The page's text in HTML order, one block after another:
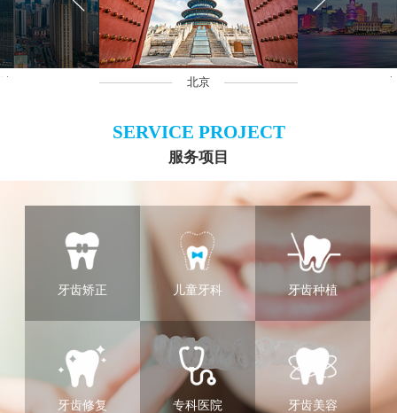
北京
SERVICE PROJECT
服务项目
牙齿矫正 儿童牙科 牙齿种植
牙齿修复 专科医院 牙齿美容